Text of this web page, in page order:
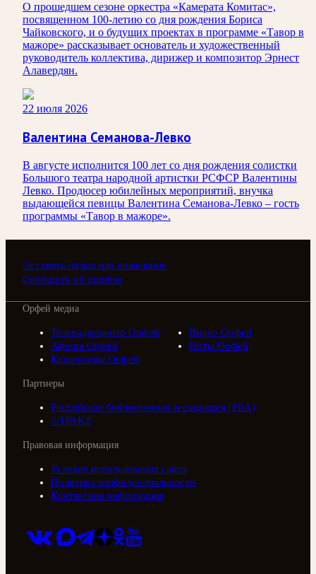
О прошедшем сезоне оркестра «Камерата Комитас»,
посвященном 100-летию со дня рождения Бориса
Чайковского, и о будущих проектах в программе «Тавор в
мажоре» рассказывает основатель и художественный
руководитель коллектива, дирижер и композитор Эрнест
Алавердян.
22 июля 2026
Валентина Семанова-Левко
В августе исполнится 100 лет со дня рождения солистки
Большого театра народной артистки РСФСР Валентины
Левко. Продюсер юбилейных мероприятий, внучка
выдающейся певицы Валентина Семанова-Левко – гость
программы «Тавор в мажоре».
Оставить отзыв или пожелание
Сообщить об ошибке
Орфей медиа
Телерадиоцентр Орфей
Видео Орфей
Афиша Орфей
Ноты Орфей
Коллективы Орфей
Партнеры
Российская библиотечная ассоциация (РБА)
///ТРАКТ
Правовая информация
Условия использования сайта
Политика конфиденциальности
Контактная информация